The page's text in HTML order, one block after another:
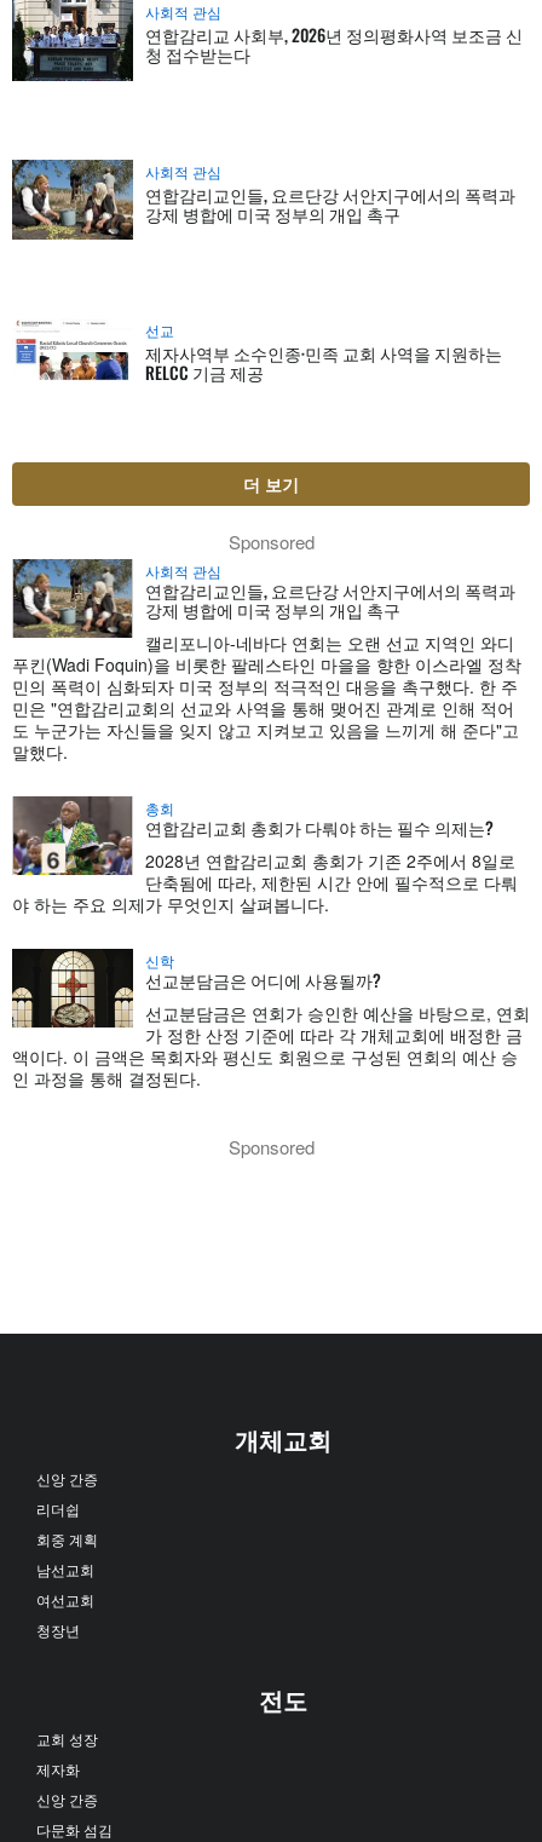
사회적 관심
연합감리교 사회부, 2026년 정의평화사역 보조금 신
청 접수받는다
사회적 관심
연합감리교인들, 요르단강 서안지구에서의 폭력과
강제 병합에 미국 정부의 개입 촉구
선교
제자사역부 소수인종·민족 교회 사역을 지원하는
RELCC 기금 제공
더 보기
Sponsored
사회적 관심
연합감리교인들, 요르단강 서안지구에서의 폭력과
강제 병합에 미국 정부의 개입 촉구
캘리포니아-네바다 연회는 오랜 선교 지역인 와디
푸킨(Wadi Foquin)을 비롯한 팔레스타인 마을을 향한 이스라엘 정착
민의 폭력이 심화되자 미국 정부의 적극적인 대응을 촉구했다. 한 주
민은 "연합감리교회의 선교와 사역을 통해 맺어진 관계로 인해 적어
도 누군가는 자신들을 잊지 않고 지켜보고 있음을 느끼게 해 준다"고
말했다.
총회
연합감리교회 총회가 다뤄야 하는 필수 의제는?
2028년 연합감리교회 총회가 기존 2주에서 8일로
단축됨에 따라, 제한된 시간 안에 필수적으로 다뤄
야 하는 주요 의제가 무엇인지 살펴봅니다.
신학
선교분담금은 어디에 사용될까?
선교분담금은 연회가 승인한 예산을 바탕으로, 연회
가 정한 산정 기준에 따라 각 개체교회에 배정한 금
액이다. 이 금액은 목회자와 평신도 회원으로 구성된 연회의 예산 승
인 과정을 통해 결정된다.
Sponsored
개체교회
신앙 간증
리더쉽
회중 계획
남선교회
여선교회
청장년
전도
교회 성장
제자화
신앙 간증
다문화 섬김